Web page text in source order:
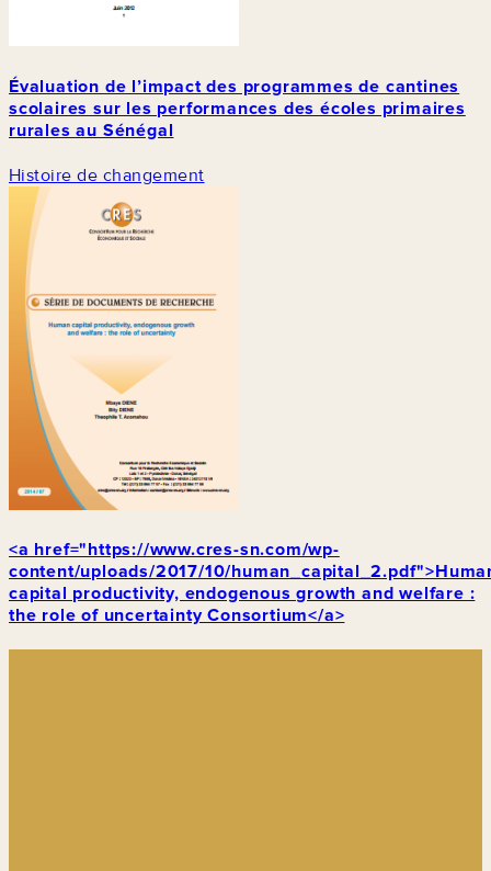
Évaluation de l’impact des programmes de cantines
scolaires sur les performances des écoles primaires
rurales au Sénégal
Histoire de changement
<a href="https://www.cres-sn.com/wp-
content/uploads/2017/10/
capital productivity, endogenous growth and welfare :
the role of uncertainty Consortium</a>